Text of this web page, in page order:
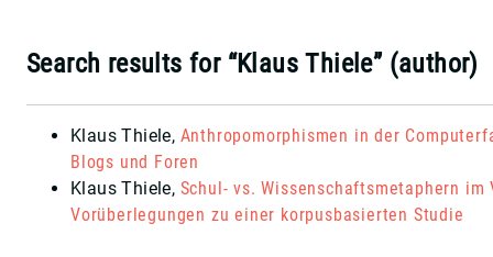
Search results for “Klaus Thiele” (author)
Klaus Thiele, Anthropomorphismen in der
Blogs und Foren
Klaus Thiele, Schul- vs. Wissenschaftsmetaphern
Vorüberlegungen zu einer korpusbasierten Studie